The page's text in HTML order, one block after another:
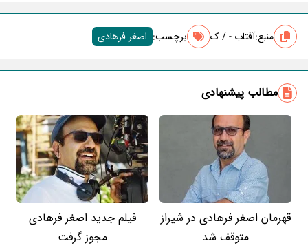
منبع:آفتاب - / ک برچسب‌: اصغر فرهادی
مطالب پیشنهادی
قهرمان اصغر فرهادی در شیراز
متوقف شد
فیلم جدید اصغر فرهادی
مجوز گرفت